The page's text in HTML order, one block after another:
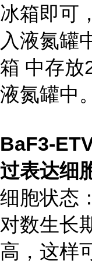
冰箱即可
入液氮罐
箱 中存放
液氮罐中。
BaF3-
过表达细
细胞状态
对数生长
高，这样